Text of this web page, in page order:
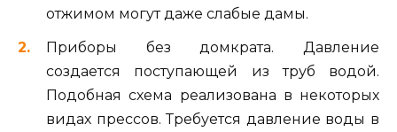
отжимом могут даже слабые дамы.
Приборы без домкрата. Давление
создается поступающей из труб водой.
Подобная схема реализована в некоторых
видах прессов. Требуется давление воды в